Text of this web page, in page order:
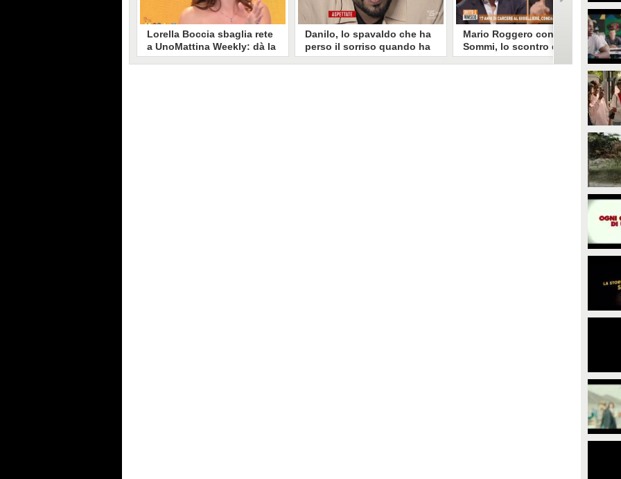
Lorella Boccia sbaglia rete
a UnoMattina Weekly: dà la
linea al Tg5 invece che al
Danilo, lo spavaldo che ha
perso il sorriso quando ha
scoperto la gelosia a
Mario Roggero contro Luca
Sommi, lo scontro del 2023
torna virale: "Lo
Torna virale lo scontro tra Mario
Roggero e Luca Sommi a Dritto e
Rovescio nel dicembre 2023. Alla
gioielliere, ora condannato in via